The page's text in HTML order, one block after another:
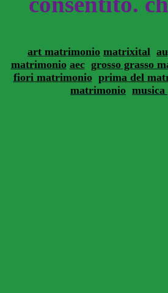
art matrimonio matrixital
matrimonio aec grosso grasso
fiori matrimonio prima del
matrimonio